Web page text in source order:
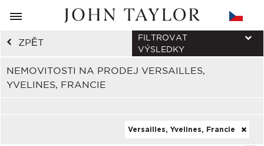
ZPĚT
NEMOVITOSTI NA PRODEJ VERSAILLES,
YVELINES, FRANCIE
FILTROVAT
VÝSLEDKY
Versailles, Yvelines, Francie